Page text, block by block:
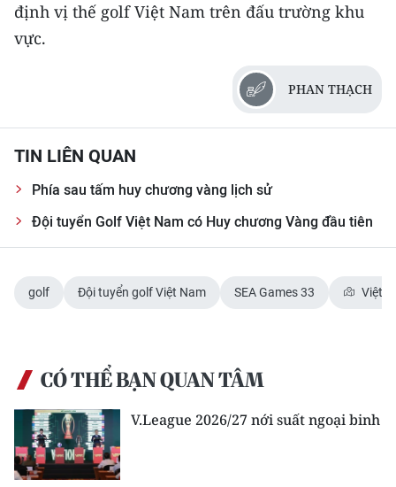
CÁC CHUYÊN TRANG
NHÂN DÂN CUỐI TUẦN
MUA BÁO
ĐỌC BÁO IN
中文
FRANÇAIS
РУССКИЙ
định vị thế golf Việt Nam trên đấu trường khu
vực.
PHAN THẠCH
TIN LIÊN QUAN
Phía sau tấm huy chương vàng lịch sử
Đội tuyển Golf Việt Nam có Huy chương Vàng đầu tiên
golf Đội tuyển golf Việt Nam SEA Games 33 Việt
CÓ THỂ BẠN QUAN TÂM
V.League 2026/27 nới suất ngoại binh